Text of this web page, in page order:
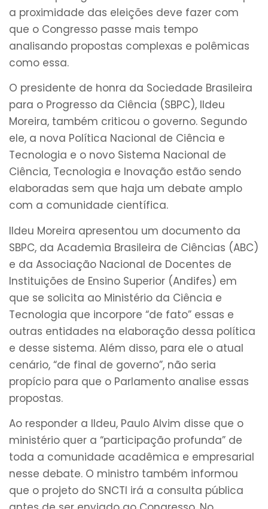
a proximidade das eleições deve fazer com
que o Congresso passe mais tempo
analisando propostas complexas e polêmicas
como essa.
O presidente de honra da Sociedade Brasileira
para o Progresso da Ciência (SBPC), Ildeu
Moreira, também criticou o governo. Segundo
ele, a nova Política Nacional de Ciência e
Tecnologia e o novo Sistema Nacional de
Ciência, Tecnologia e Inovação estão sendo
elaboradas sem que haja um debate amplo
com a comunidade científica.
Ildeu Moreira apresentou um documento da
SBPC, da Academia Brasileira de Ciências (ABC)
e da Associação Nacional de Docentes de
Instituições de Ensino Superior (Andifes) em
que se solicita ao Ministério da Ciência e
Tecnologia que incorpore “de fato” essas e
outras entidades na elaboração dessa política
e desse sistema. Além disso, para ele o atual
cenário, “de final de governo”, não seria
propício para que o Parlamento analise essas
propostas.
Ao responder a Ildeu, Paulo Alvim disse que o
ministério quer a “participação profunda” de
toda a comunidade acadêmica e empresarial
nesse debate. O ministro também informou
que o projeto do SNCTI irá a consulta pública